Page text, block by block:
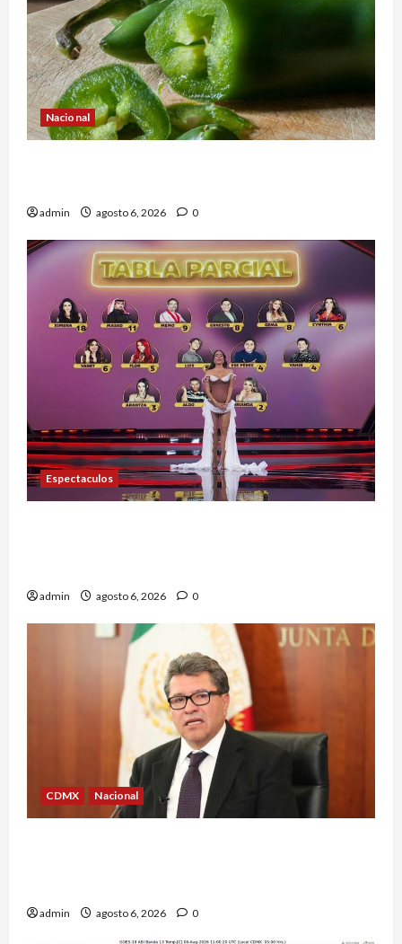
Nacional
admin agosto 6, 2026 0
Espectaculos
admin agosto 6, 2026 0
CDMX Nacional
admin agosto 6, 2026 0